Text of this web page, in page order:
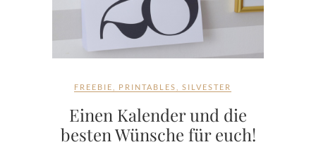
FREEBIE PRINTABLES SILVESTER
Einen Kalender und die
besten Wünsche für euch!